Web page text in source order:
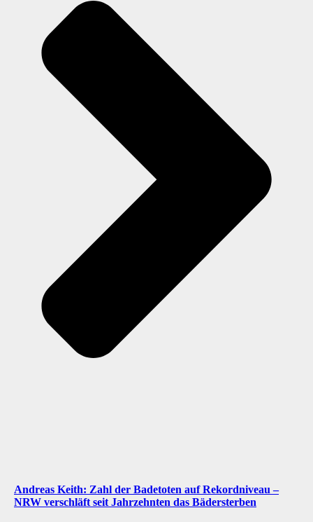
Andreas Keith: Zahl der Badetoten auf Rekordniveau –
NRW verschläft seit Jahrzehnten das Bädersterben